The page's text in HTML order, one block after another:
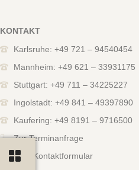
KONTAKT
Karlsruhe: +49 721 – 94540454
Mannheim: +49 621 – 33931175
Stuttgart: +49 711 – 34225227
Ingolstadt: +49 841 – 49397890
Kaufering: +49 8191 – 9716500
Zur Terminanfrage
Zum Kontaktformular